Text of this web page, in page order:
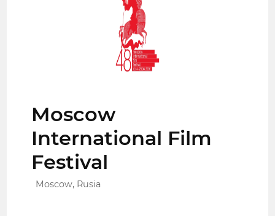
Moscow
International Film
Festival
Moscow, Rusia